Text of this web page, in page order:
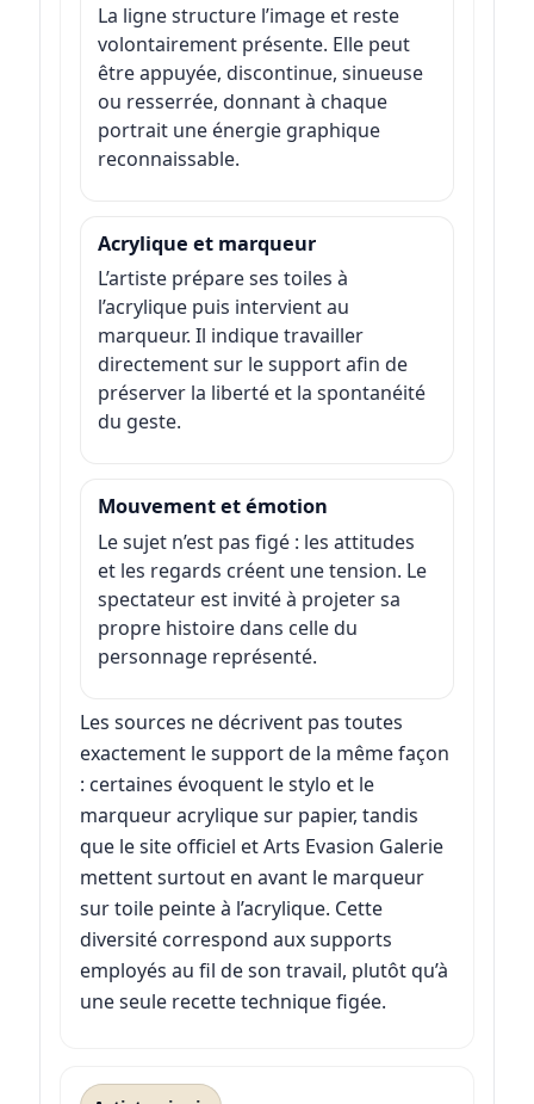
La ligne structure l’image et reste
volontairement présente. Elle peut
être appuyée, discontinue, sinueuse
ou resserrée, donnant à chaque
portrait une énergie graphique
reconnaissable.
Acrylique et marqueur
L’artiste prépare ses toiles à
l’acrylique puis intervient au
marqueur. Il indique travailler
directement sur le support afin de
préserver la liberté et la spontanéité
du geste.
Mouvement et émotion
Le sujet n’est pas figé : les attitudes
et les regards créent une tension. Le
spectateur est invité à projeter sa
propre histoire dans celle du
personnage représenté.
Les sources ne décrivent pas toutes
exactement le support de la même façon
: certaines évoquent le stylo et le
marqueur acrylique sur papier, tandis
que le site officiel et Arts Evasion Galerie
mettent surtout en avant le marqueur
sur toile peinte à l’acrylique. Cette
diversité correspond aux supports
employés au fil de son travail, plutôt qu’à
une seule recette technique figée.